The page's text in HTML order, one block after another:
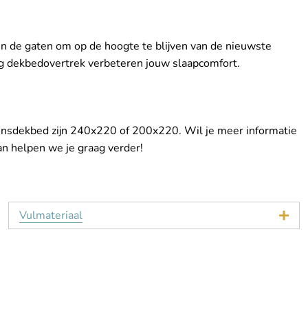
de gaten om op de hoogte te blijven van de nieuwste
dekbedovertrek verbeteren jouw slaapcomfort.
zijn 240x220 of 200x220. Wil je meer informatie
helpen we je graag verder!
Vulmateriaal